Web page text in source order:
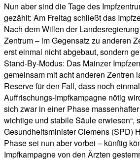
Nun aber sind die Tage des
gezählt: Am Freitag schließt das
Nach dem Willen der
Zentrum – im Gegensatz zu anderen
erst einmal nicht abgebaut, sondern
Stand-By-Modus: Das Mainzer
gemeinsam mit acht anderen Zentren
Reserve für den Fall, dass noch
Auffrischungs-Impfkampagne nötig
sich zwar in einer Phase
wichtige und stabile Säule erwiesen“,
Gesundheitsminister Clemens (SPD)
Phase sei nun aber vorbei – künftig
Impfkampagne von den Ärzten